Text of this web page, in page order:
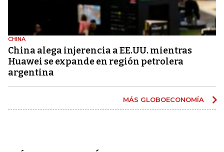
CHINA
China alega injerencia a EE.UU. mientras
Huawei se expande en región petrolera
argentina
MÁS GLOBOECONOMÍA